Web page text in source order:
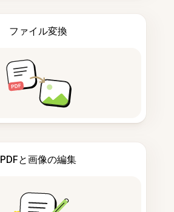
ファイル変換
PDFと画像の編集